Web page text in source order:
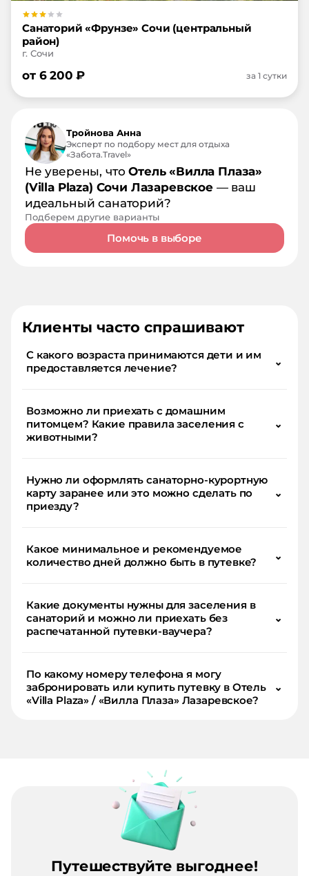
Санаторий «Фрунзе» Сочи (центральный
район)
г. Сочи
от 6 200 ₽ за 1 сутки
Тройнова Анна
Эксперт по подбору мест для отдыха
«Забота.Travel»
Не уверены, чтоОтель «Вилла Плаза»
(Villa Plaza) Сочи Лазаревское— ваш
идеальный санаторий?
Подберем другие варианты
Помочь в выборе
Клиенты часто спрашивают
С какого возраста принимаются дети и им
предоставляется лечение?
⌄
Возможно ли приехать с домашним
питомцем? Какие правила заселения с
животными?
⌄
Нужно ли оформлять санаторно-курортную
карту заранее или это можно сделать по
приезду?
⌄
Какое минимальное и рекомендуемое
количество дней должно быть в путевке?
⌄
Какие документы нужны для заселения в
санаторий и можно ли приехать без
распечатанной путевки-ваучера?
⌄
По какому номеру телефона я могу
забронировать или купить путевку в Отель
«Villa Plaza» / «Вилла Плаза» Лазаревское?
⌄
Путешествуйте выгоднее!